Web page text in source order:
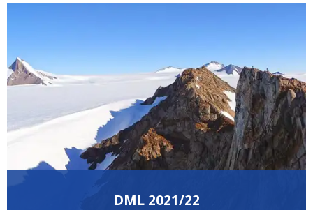
DML 2021/22